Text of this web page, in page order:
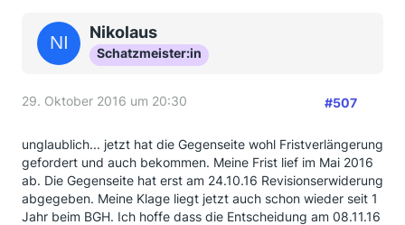
Nikolaus
Schatzmeister:in
29. Oktober 2016 um 20:30 #507
unglaublich... jetzt hat die Gegenseite wohl Fristverlängerung
gefordert und auch bekommen. Meine Frist lief im Mai 2016
ab. Die Gegenseite hat erst am 24.10.16 Revisionserwiderung
abgegeben. Meine Klage liegt jetzt auch schon wieder seit 1
Jahr beim BGH. Ich hoffe dass die Entscheidung am 08.11.16